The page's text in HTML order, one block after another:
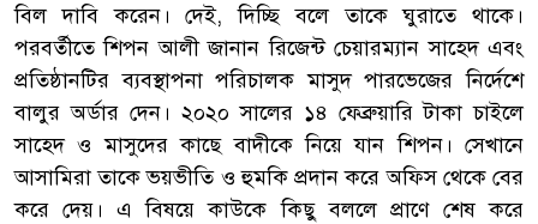
বিল দাবি করেন। দেই, দিচ্ছি বলে তাকে ঘুরাতে থাকে।
পরবর্তীতে শিপন আলী জানান রিজেন্ট চেয়ারম্যান সাহেদ এবং
প্রতিষ্ঠানটির ব্যবস্থাপনা পরিচালক মাসুদ পারভেজের নির্দেশে
বালুর অর্ডার দেন। ২০২০ সালের ১৪ ফেব্রুয়ারি টাকা চাইলে
সাহেদ ও মাসুদের কাছে বাদীকে নিয়ে যান শিপন। সেখানে
আসামিরা তাকে ভয়ভীতি ও হুমকি প্রদান করে অফিস থেকে বের
করে দেয়। এ বিষয়ে কাউকে কিছু বললে প্রাণে শেষ করে